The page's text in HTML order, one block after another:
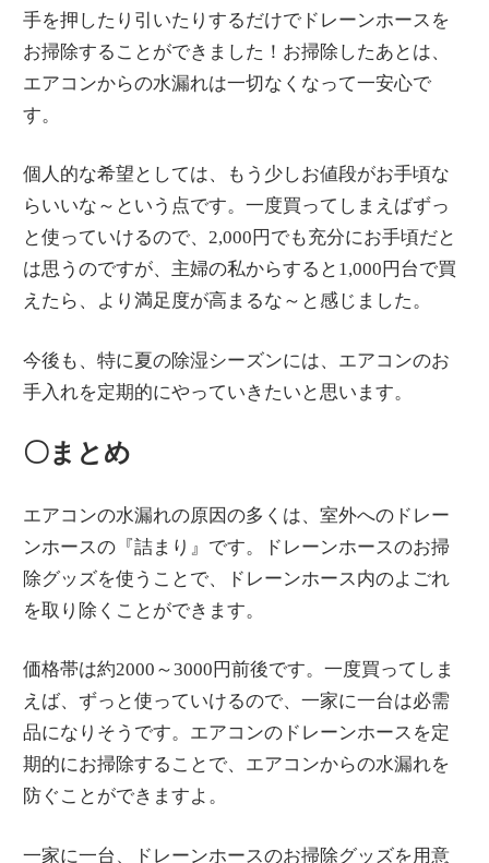
手を押したり引いたりするだけでドレーンホースを
お掃除することができました！お掃除したあとは、
エアコンからの水漏れは一切なくなって一安心で
す。
個人的な希望としては、もう少しお値段がお手頃な
らいいな～という点です。一度買ってしまえばずっ
と使っていけるので、2,000円でも充分にお手頃だと
は思うのですが、主婦の私からすると1,000円台で買
えたら、より満足度が高まるな～と感じました。
今後も、特に夏の除湿シーズンには、エアコンのお
手入れを定期的にやっていきたいと思います。
〇まとめ
エアコンの水漏れの原因の多くは、室外へのドレー
ンホースの『詰まり』です。ドレーンホースのお掃
除グッズを使うことで、ドレーンホース内のよごれ
を取り除くことができます。
価格帯は約2000～3000円前後です。一度買ってしま
えば、ずっと使っていけるので、一家に一台は必需
品になりそうです。エアコンのドレーンホースを定
期的にお掃除することで、エアコンからの水漏れを
防ぐことができますよ。
一家に一台、ドレーンホースのお掃除グッズを用意